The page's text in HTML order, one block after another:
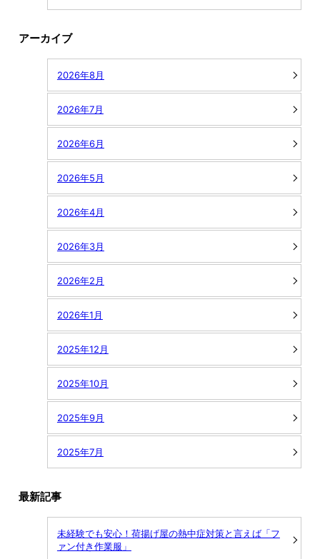
アーカイブ
2026年8月
2026年7月
2026年6月
2026年5月
2026年4月
2026年3月
2026年2月
2026年1月
2025年12月
2025年10月
2025年9月
2025年7月
最新記事
未経験でも安心！荷揚げ屋の熱中症対策と言えば「フ
ァン付き作業服」